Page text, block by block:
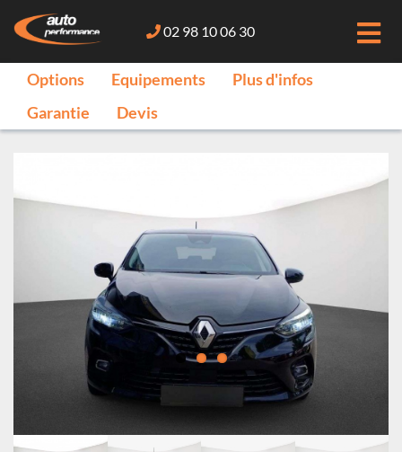
02 98 10 06 30
Options Equipements
Plus d'infos
Garantie
Devis